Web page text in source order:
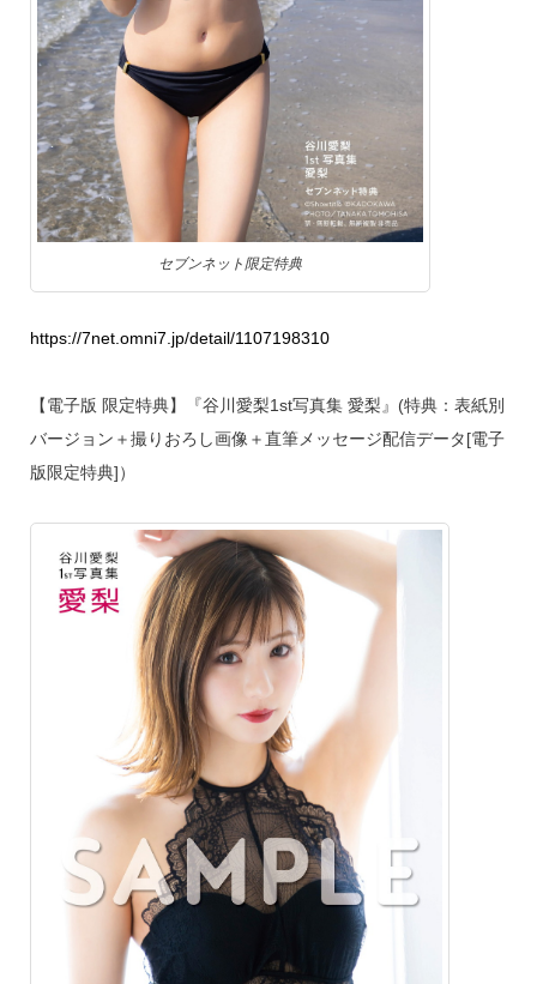
セブンネット限定特典
https://7net.omni7.jp/detail/1107198310
【電子版 限定特典】『谷川愛梨1st写真集 愛梨』(特典：表紙別
バージョン＋撮りおろし画像＋直筆メッセージ配信データ[電子
版限定特典]）